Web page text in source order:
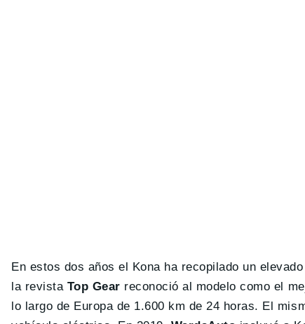
En estos dos años el Kona ha recopilado un
la revista Top Gear reconoció al modelo como el
lo largo de Europa de 1.600 km de 24 horas. El